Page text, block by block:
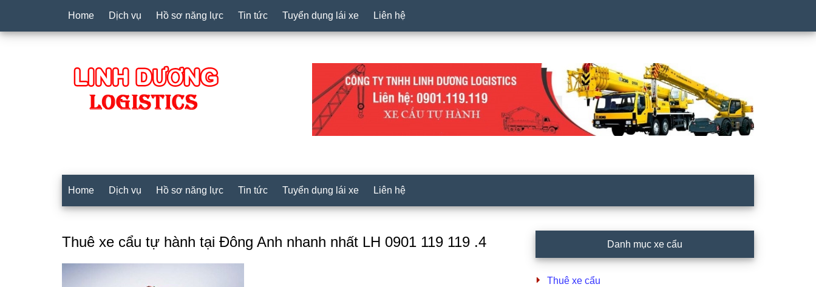
Home Dịch vụ Hồ sơ năng lực Tin tức Tuyển dụng lái xe Liên hệ
Home Dịch vụ Hồ sơ năng lực Tin tức Tuyển dụng lái xe Liên hệ
Thuê xe cẩu tự hành tại Đông Anh nhanh nhất LH 0901 119 119 .4
Sidebar
Danh mục xe cẩu
Thuê xe cẩu